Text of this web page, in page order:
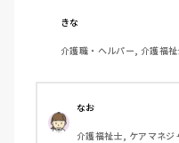
マスクをしたまま歌って
カラオケをしない？？？
みなさんの職場では、ど
きな
介護職・ヘルパー, 介護福
なお
介護福祉士, ケアマネ